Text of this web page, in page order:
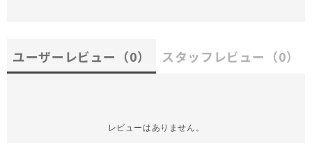
ユーザーレビュー （0） スタッフレビュー （0）
レビューはありません。